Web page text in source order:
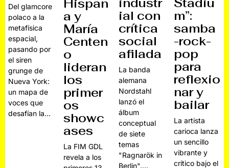
Del glamcore
polaco a la
metafísica
espacial,
pasando por
el siren
grunge de
Nueva York:
un mapa de
voces que
desafían la…
Hispan
a y
María
Centen
o
lideran
los
primer
os
showc
ases
La FIM GDL
revela a los
ial con
crítica
social
afilada
La banda
alemana
Nordstahl
lanzó el
álbum
conceptual
de siete
temas
"Ragnarök in
Berlin".…
m”:
samba
-rock-
pop
para
reflexio
nar y
bailar
La artista
carioca lanza
un sencillo
vibrante y
crítico bajo el